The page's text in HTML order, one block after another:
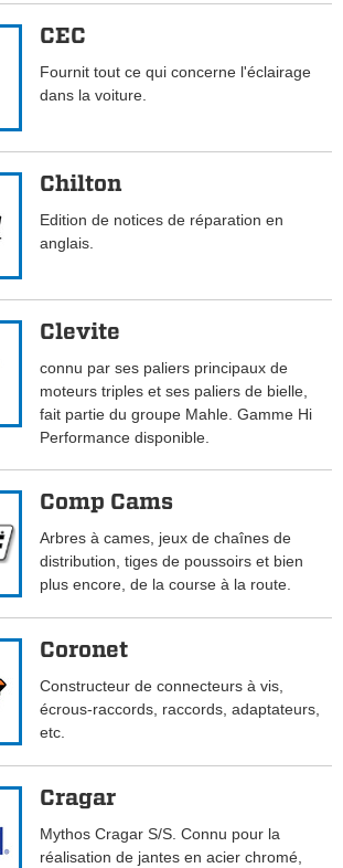
CEC
Fournit tout ce qui concerne l'éclairage
dans la voiture.
Chilton
Edition de notices de réparation en
anglais.
Clevite
connu par ses paliers principaux de
moteurs triples et ses paliers de bielle,
fait partie du groupe Mahle. Gamme Hi
Performance disponible.
Comp Cams
Arbres à cames, jeux de chaînes de
distribution, tiges de poussoirs et bien
plus encore, de la course à la route.
Coronet
Constructeur de connecteurs à vis,
écrous-raccords, raccords, adaptateurs,
etc.
Cragar
Mythos Cragar S/S. Connu pour la
réalisation de jantes en acier chromé,